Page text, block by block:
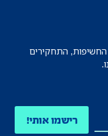
החשיפות, התחקירים
רישמו אותי!